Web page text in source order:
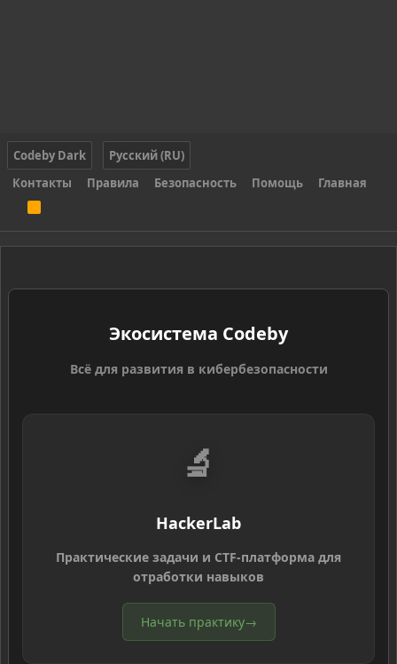
Codeby Dark
Русский (RU)
Контакты
Правила Безопасность Помощь Главная
S
Экосистема Codeby
Всё для развития в кибербезопасности
🔬
HackerLab
Практические задачи и CTF-платформа для
отработки навыков
Начать практику→